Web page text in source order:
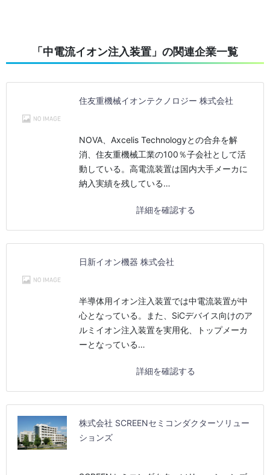
「中電流イオン注入装置」の関連企業一覧
住友重機械イオンテクノロジー 株式会社
NOVA、Axcelis Technologyとの合弁を解
消、住友重機械工業の100％子会社として活
動している。高電流装置は国内大手メーカに
納入実績を残している…
詳細を確認する
日新イオン機器 株式会社
半導体用イオン注入装置では中電流装置が中
心となっている。また、SiCデバイス向けのア
ルミイオン注入装置を実用化、トップメーカ
ーとなっている…
詳細を確認する
株式会社 SCREENセミコンダクターソリュー
ションズ